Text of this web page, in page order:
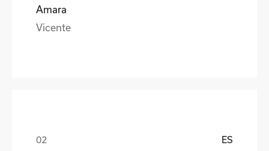
Amara
Vicente
ES